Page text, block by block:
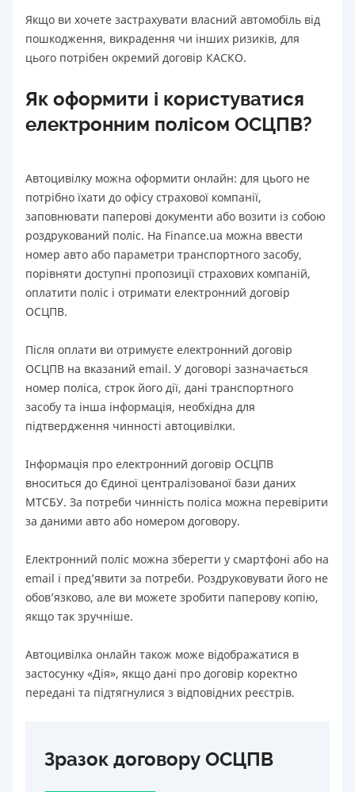
Якщо ви хочете застрахувати власний автомобіль від
пошкодження, викрадення чи інших ризиків, для
цього потрібен окремий договір КАСКО.
Як оформити і користуватися
електронним полісом ОСЦПВ?
Автоцивілку можна оформити онлайн: для цього не
потрібно їхати до офісу страхової компанії,
заповнювати паперові документи або возити із собою
роздрукований поліс. На Finance.ua можна ввести
номер авто або параметри транспортного засобу,
порівняти доступні пропозиції страхових компаній,
оплатити поліс і отримати електронний договір
ОСЦПВ.
Після оплати ви отримуєте електронний договір
ОСЦПВ на вказаний email. У договорі зазначається
номер поліса, строк його дії, дані транспортного
засобу та інша інформація, необхідна для
підтвердження чинності автоцивілки.
Інформація про електронний договір ОСЦПВ
вноситься до Єдиної централізованої бази даних
МТСБУ. За потреби чинність поліса можна перевірити
за даними авто або номером договору.
Електронний поліс можна зберегти у смартфоні або на
email і пред’явити за потреби. Роздруковувати його не
обов’язково, але ви можете зробити паперову копію,
якщо так зручніше.
Автоцивілка онлайн також може відображатися в
застосунку «Дія», якщо дані про договір коректно
передані та підтягнулися з відповідних реєстрів.
Зразок договору ОСЦПВ